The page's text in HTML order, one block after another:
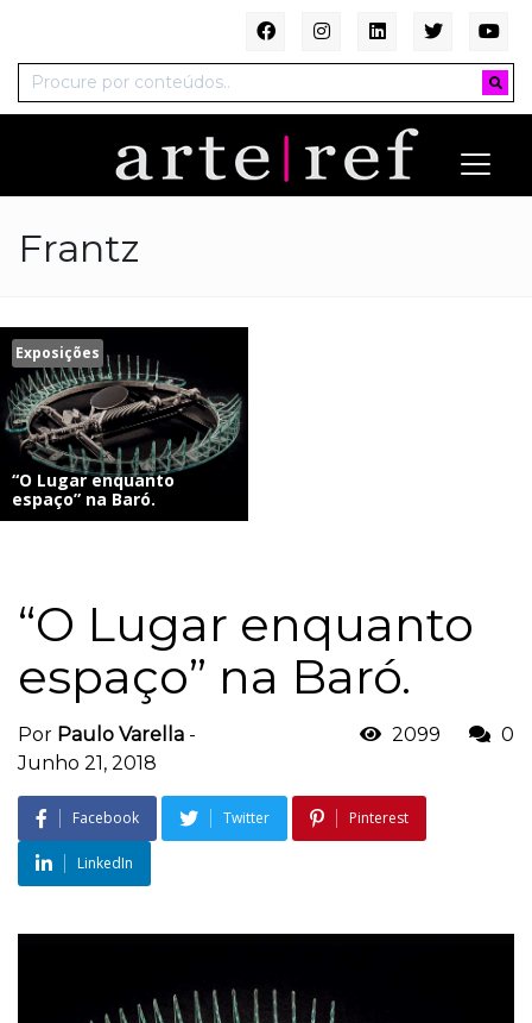
Frantz
Exposições
“O Lugar enquanto
espaço” na Baró.
“O Lugar enquanto
espaço” na Baró.
Por Paulo Varella -
Junho 21, 2018
2099 0
Facebook Twitter Pinterest
LinkedIn